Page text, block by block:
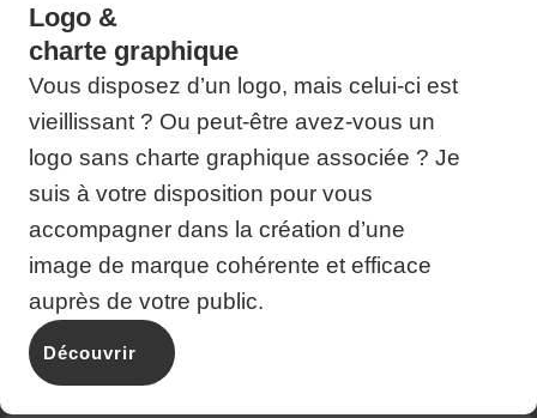
Logo &
charte graphique
Vous disposez d’un logo, mais celui-ci est
vieillissant ? Ou peut-être avez-vous un
logo sans charte graphique associée ? Je
suis à votre disposition pour vous
accompagner dans la création d’une
image de marque cohérente et efficace
auprès de votre public.
Découvrir